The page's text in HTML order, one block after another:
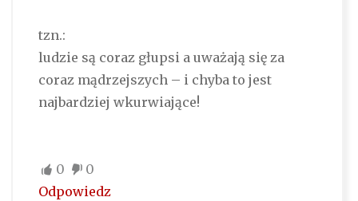
tzn.:
ludzie są coraz głupsi a uważają się za
coraz mądrzejszych – i chyba to jest
najbardziej wkurwiające!
0
0
Odpowiedz